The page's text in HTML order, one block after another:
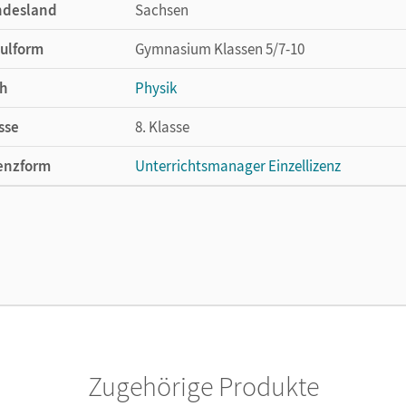
Sachsen
Gymnasium Klassen 5/7-10
Physik
8. Klasse
Unterrichtsmanager Einzellizenz
Cornelsen Verlag
Zugehörige Produkte